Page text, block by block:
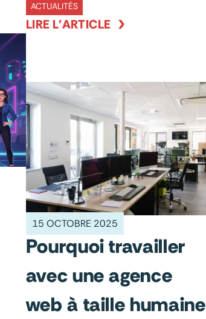
ACTUALITÉS
LIRE L'ARTICLE
15 OCTOBRE 2025
Pourquoi travailler
avec une agence
web à taille humaine